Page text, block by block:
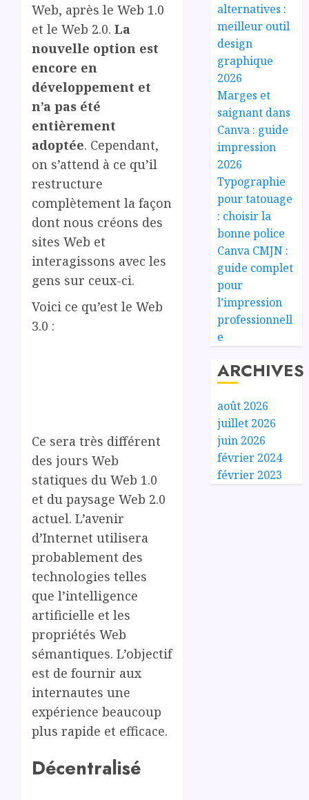
Web, après le Web 1.0
et le Web 2.0. La
nouvelle option est
encore en
développement et
n’a pas été
entièrement
adoptée. Cependant,
on s’attend à ce qu’il
restructure
complètement la façon
dont nous créons des
sites Web et
interagissons avec les
gens sur ceux-ci.
Voici ce qu’est le Web
3.0 :
Ce sera très différent
des jours Web
statiques du Web 1.0
et du paysage Web 2.0
actuel. L’avenir
d’Internet utilisera
probablement des
technologies telles
que l’intelligence
artificielle et les
propriétés Web
sémantiques. L’objectif
est de fournir aux
internautes une
expérience beaucoup
plus rapide et efficace.
Décentralisé
alternatives :
meilleur outil
design
graphique
2026
Marges et
saignant dans
Canva : guide
impression
2026
Typographie
pour tatouage
: choisir la
bonne police
Canva CMJN :
guide complet
pour
l’impression
professionnell
e
ARCHIVES
août 2026
juillet 2026
juin 2026
février 2024
février 2023